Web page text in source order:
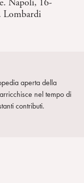
Napoli, 16-
Lombardi
aperta della
nel tempo di
contributi.